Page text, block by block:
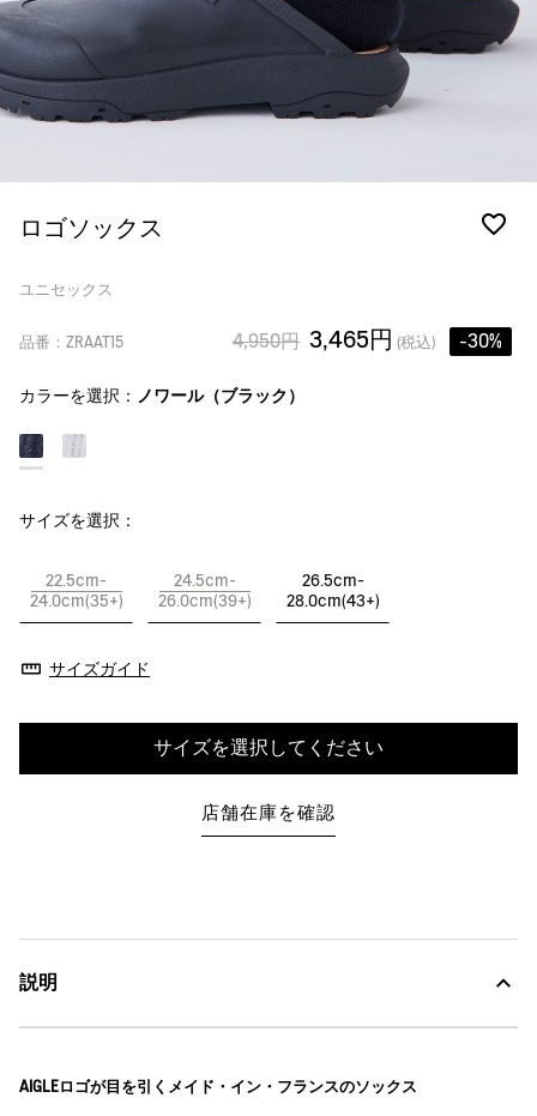
ロゴソックス
ユニセックス
品番：ZRAAT15 4,950円 3,465円 (税込) -30%
カラーを選択： ノワール（ブラック）
サイズを選択：
22.5cm-
24.0cm(35+)
24.5cm-
26.0cm(39+)
26.5cm-
28.0cm(43+)
サイズガイド
サイズを選択してください
店舗在庫を確認
説明
AIGLEロゴが目を引くメイド・イン・フランスのソックス